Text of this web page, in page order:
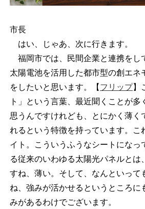
市長
はい、じゃあ、次に行きます。
福岡市では、民間企業と連携をし
太陽電池を活用した都市型の創エネ
をしたいと思います。【 フリップ】
ト」という言葉、最近聞くことが多
思うんですけれども、とにかく薄く
れるという特徴を持っています。こ
イト。こういうふうなシートになっ
る従来のいわゆる太陽光パネルとは
すね、薄い。そして、なんといって
ね、強みが活かせるというところに
みがあるわけでございます。